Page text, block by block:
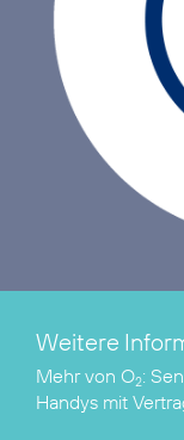
Weitere
Mehr von O2:
Handys mit